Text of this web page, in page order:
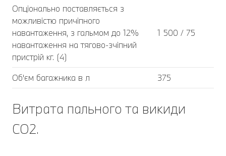
Опціонально поставляється з
можливістю причіпного
навантаження, з гальмом до 12%
навантаження на тягово-зчіпний
пристрій кг. (4)
1 500 / 75
Об'єм багажника в л 375
Витрата пального та викиди
CO2.